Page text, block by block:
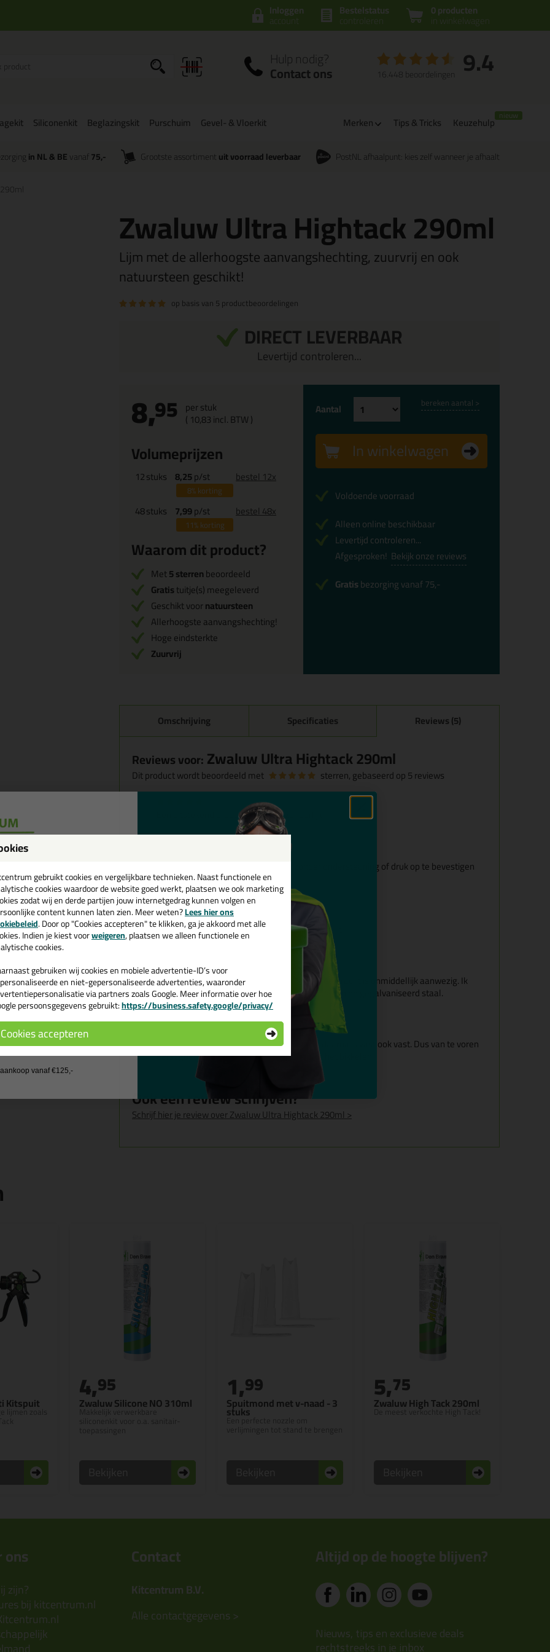
0 producten
in winkelwagen
Bestelstatus
controleren
Inloggen
account
Hulp nodig?
Contact ons 9.4
16.448 beoordelingen
Siliconenkit Beglazingskit Purschuim Gevel- & Vloerkit Merken Tips & Tricks Keuzehulp
in NL & BEvanaf 75,- Grootste assortiment uit voorraad leverbaar PostNL afhaalpunt: kies zelf wanneer je afhaalt
Zwaluw Ultra Hightack 290ml
Lijm met de allerhoogste aanvangshechting, zuurvrij en ook
natuursteen geschikt!
op basis van 5 productbeoordelingen
DIRECT LEVERBAAR
Levertijd controleren...
8,95 per stuk
( 10,83incl. BTW )
Volumeprijzen
12stuks 8,25p/st
8%korting
bestel 12x
48stuks 7,99p/st
11%korting
bestel 48x
Waarom dit product?
Met5 sterrenbeoordeeld
Gratistuitje(s) meegeleverd
Geschikt voornatuursteen
Allerhoogste aanvangshechting!
Hoge eindsterkte
Zuurvrij
Aantal bereken aantal >
In winkelwagen
Voldoende voorraad
Alleen online beschikbaar
Levertijd controleren...
Afgesproken! Bekijk onze reviews
Gratisbezorging vanaf 75,-
Omschrijving Specificaties Reviews (5)
Reviews voor:Zwaluw Ultra Hightack 290ml
Dit product wordt beoordeeld met sterren, gebaseerd op5reviews
Een uitstekend produkt, kreeft uitzonderlijk
Geschreven door yvan op 22 maart 2025
Heel soepel en hecht dus heel snel zonder ondersteuning of druk op te bevestigen
onderdeel te zetten.
Geschreven door Peter Joos op 20 maart 2025
Een stevige lijm voor een extra goede lijmkracht.
Geschreven door John S op 23 juni 2024
Deze lijm is makkelijk aan te brengen. De kleefkracht is onmiddellijk aanwezig. Ik
maakte een verbinding tussen blauwe hardsteen en gegalvaniseerd staal.
Geschreven door Koen op 1 mei 2024
Je hoort hoe de kit plakt op de ondergrond, daarna is vast ook vast. Dus van te voren
eerst goed uitmeten. Zit het fout dan wordt het bikkelen.
Geschreven door Hobby kitter op 28 augustus 2023
Ook een review schrijven?
Schrijf hier je review over Zwaluw Ultra Hightack 290ml >
Kitspuit
zoals Zwaluw Silicone NO 310ml
Makkelijk verwerkbare
4,95
Spuitmond met v-naad - 3
stuks
Een perfecte nozzle om
1,99
Zwaluw High Tack 290ml
De meest verkochte High Tack!
5,75
ons
zijn?
bij kitcentrum.nl
Contact
Kitcentrum B.V.
Alle contactgegevens >
Altijd op de hoogte blijven?
Nieuws, tips en exclusieve deals
rechtstreeks in je inbox
gebruikt cookies en vergelijkbare technieken. Naast functionele en
cookies waardoor de website goed werkt, plaatsen we ook marketing
zodat wij en derde partijen jouw internetgedrag kunnen volgen en
content kunnen laten zien. Meer weten?Lees hier ons
. Door op "Cookies accepteren" te klikken, ga je akkoord met alle
Indien je kiest voorweigeren, plaatsen we alleen functionele en
cookies.
gebruiken wij cookies en mobiele advertentie-ID’s voor
en niet-gepersonaliseerde advertenties, waaronder
via partners zoals Google. Meer informatie over hoe
persoonsgegevens gebruikt:https://business.safety.google/privacy/
Cookies accepteren
💚
en ontvang een
€35,-bij je eerste bestelling!
de actiecode ›
geen cadeau
vanaf €125,-